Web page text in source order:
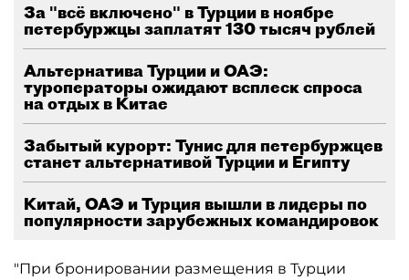
За "всё включено" в Турции в ноябре
петербуржцы заплатят 130 тысяч рублей
Альтернатива Турции и ОАЭ:
туроператоры ожидают всплеск спроса
на отдых в Китае
Забытый курорт: Тунис для петербуржцев
станет альтернативой Турции и Египту
Китай, ОАЭ и Турция вышли в лидеры по
популярности зарубежных командировок
"При бронировании размещения в Турции